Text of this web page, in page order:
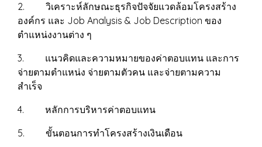
2. วิเคราะห์ลักษณะธุรกิจปัจจัยแวดล้อมโครงสร้าง
องค์กร และ Job Analysis & Job Description ของ
ตำแหน่งงานต่าง ๆ
3. แนวคิดและความหมายของค่าตอบแทน และการ
จ่ายตามตำแหน่ง จ่ายตามตัวคน และจ่ายตามความ
สำเร็จ
4. หลักการบริหารค่าตอบแทน
5. ขั้นตอนการทำโครงสร้างเงินเดือน